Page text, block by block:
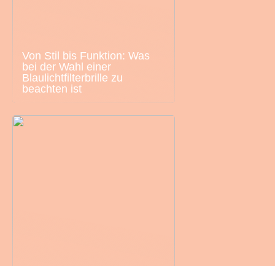
Von Stil bis Funktion: Was
bei der Wahl einer
Blaulichtfilterbrille zu
beachten ist